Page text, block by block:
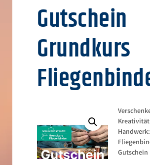
Gutschein
Grundkurs
Gutschein